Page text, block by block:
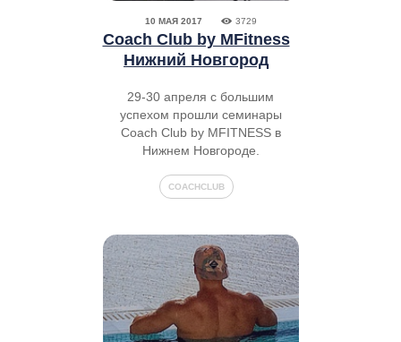
10 МАЯ 2017 3729
Coach Club by MFitness
Нижний Новгород
29-30 апреля с большим
успехом прошли семинары
Coach Club by MFITNESS в
Нижнем Новгороде.
COACHCLUB